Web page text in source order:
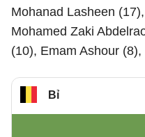
Mohanad Lasheen
Mohamed Zaki
(10), Emam Ashour
Bỉ